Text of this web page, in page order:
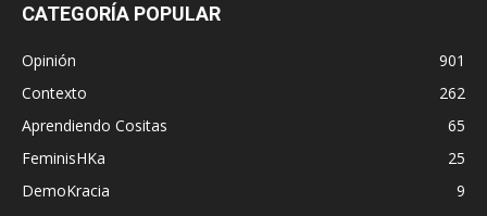
CATEGORÍA POPULAR
Opinión
901
Contexto
262
Aprendiendo Cositas
65
FeminisHKa
25
DemoKracia
9